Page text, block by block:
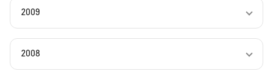
2009
2008